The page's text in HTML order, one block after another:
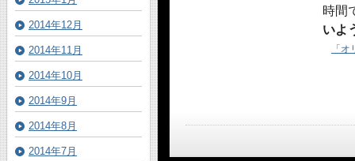
時間
いよ
「
2014年12月
2014年11月
2014年10月
2014年9月
2014年8月
2014年7月